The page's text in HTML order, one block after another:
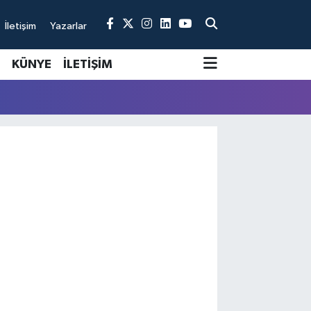
İletişim Yazarlar
KÜNYE İLETİŞİM